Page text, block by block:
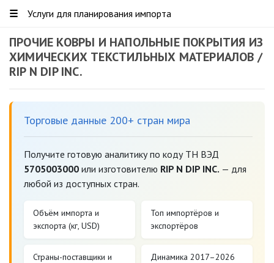
☰ Услуги для планирования импорта
ПРОЧИЕ КОВРЫ И НАПОЛЬНЫЕ ПОКРЫТИЯ ИЗ
ХИМИЧЕСКИХ ТЕКСТИЛЬНЫХ МАТЕРИАЛОВ /
RIP N DIP INC.
Торговые данные 200+ стран мира
Получите готовую аналитику по коду ТН ВЭД
5705003000 или изготовителю RIP N DIP INC. — для
любой из доступных стран.
Объём импорта и
экспорта (кг, USD)
Топ импортёров и
экспортёров
Страны-поставщики и
Динамика 2017–2026